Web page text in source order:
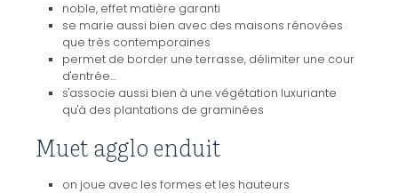
noble, effet matière garanti
se marie aussi bien avec des maisons rénovées
que très contemporaines
permet de border une terrasse, délimiter une cour
d'entrée...
s'associe aussi bien à une végétation luxuriante
qu'à des plantations de graminées
Muet agglo enduit
on joue avec les formes et les hauteurs